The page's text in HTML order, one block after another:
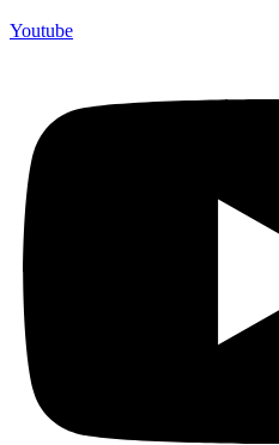
Youtube